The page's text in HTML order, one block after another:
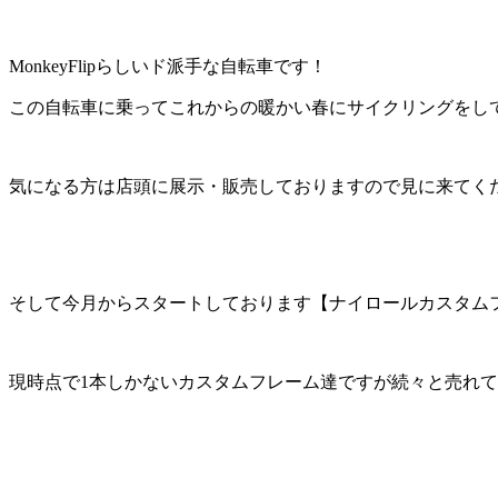
MonkeyFlipらしい ド派手な自転車です！
この自転車に乗ってこれからの暖かい春にサイクリングを
気になる方は店頭に展示・販売しておりますので見に来てく
そして今月からスタートしております 【ナイロールカスタ
現時点で1本しかないカスタムフレーム達ですが続々と売れ